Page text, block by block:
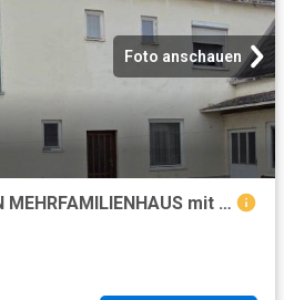
Foto anschauen
JETZT ZUGREIFEN: EIN MEHRFAMILIENHAUS mit 3 EINGÄNGE zum Sanieren und Renovieren. ! € 262.000, VB +mit Garten und in guter Lage zu verkaufen